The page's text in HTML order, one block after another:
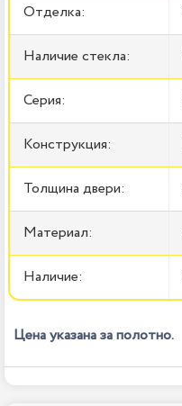
Отделка:
Наличие стекла:
Серия:
Конструкция:
Толщина двери:
Материал:
Наличие:
Цена указана за полотно.